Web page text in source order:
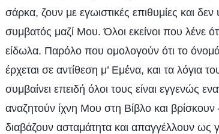
σάρκα, ζουν με εγωιστικές επιθυμίες και
συμβατός μαζί Μου. Όλοι εκείνοι που λένε
είδωλα. Παρόλο που ομολογούν ότι το
έρχεται σε αντίθεση μ’ Εμένα, και τα λόγια
συμβαίνει επειδή όλοι τους είναι εγγενώς
αναζητούν ίχνη Μου στη Βίβλο και
διαβάζουν ασταμάτητα και απαγγέλλουν